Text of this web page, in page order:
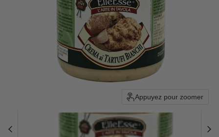
Appuyez pour zoomer